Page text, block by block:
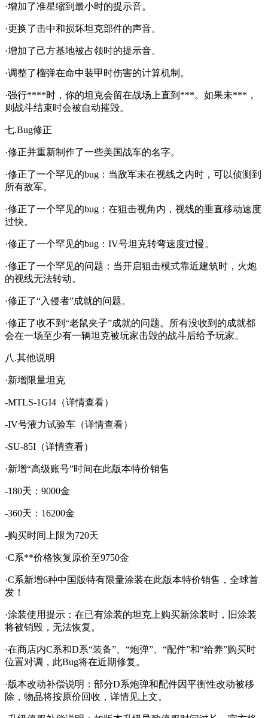
·增加了准星缩到最小时的提示音。
·更换了击中和损坏坦克部件的声音。
·增加了己方基地被占领时的提示音。
·调整了榴弹在命中装甲时伤害的计算机制。
·强行****时，你的坦克会留在战场上直到***。如果未***，
则战斗结束时会被自动摧毁。
七.Bug修正
·修正并重新制作了一些美国战车的名字。
·修正了一个罕见的bug：当敌军未在视线之内时，可以侦测到
所有敌军。
·修正了一个罕见的bug：在狙击视角内，视线的垂直移动速度
过快。
·修正了一个罕见的bug：IV号坦克转弯速度过慢。
·修正了一个罕见的问题：当开启狙击模式靠近建筑时，火炮
的视线无法转动。
·修正了“入侵者”成就的问题。
·修正了收不到“老鼠夹子”成就的问题。所有没收到的成就都
会在一场至少有一辆坦克被玩家击毁的战斗后给予玩家。
八.其他说明
·新增限量坦克
-MTLS-1GI4（详情查看）
-IV号液力试验车（详情查看）
-SU-85I（详情查看）
·新增“高级账号”时间在此版本特价销售
-180天：9000金
-360天：16200金
-购买时间上限为720天
·C系**价格恢复原价至9750金
·C系新增6种中国版特有限量涂装在此版本特价销售，全球首
发！
·涂装使用提示：在已有涂装的坦克上购买新涂装时，旧涂装
将被销毁，无法恢复。
·在商店内C系和D系“装备”、“炮弹”、“配件”和“给养”购买时
位置对调，此Bug将在近期修复。
·版本改动补偿说明：部分D系炮弹和配件因平衡性改动被移
除，物品将按原价回收，详情见上文。